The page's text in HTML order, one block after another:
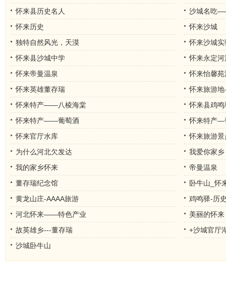
怀来县历史名人
沙城名吃
怀来历史
怀来沙城
独特自然风光，天漠
怀来沙城
怀来县沙城中学
怀来永定
怀来帝曼温泉
怀来怡馨
怀来英雄董存瑞
怀来旅游
怀来特产——八棱海棠
怀来县鸡鸣
怀来特产——葡萄酒
怀来特产—
怀来官厅水库
怀来旅游
为什么河北欠发达
我爱你家乡
我的家乡怀来
帝曼温泉
董存瑞纪念馆
卧牛山_怀
黄龙山庄-AAAA旅游
鸡鸣驿-历
河北怀来——特色产业
美丽的怀
故英雄乡---董存瑞
+沙城官厅
沙城卧牛山